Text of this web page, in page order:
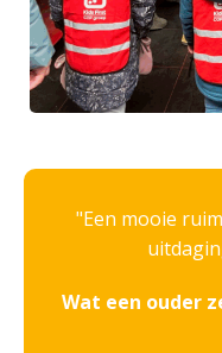
Een mooie
Wat een ouder